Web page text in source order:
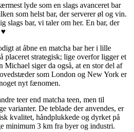
lyde som en slags avanceret bar
som helst bar, der serverer øl og vin.
slags bar, vi taler om her. En bar, der
♥
at åbne en matcha bar her i lille
placeret strategisk; lige overfor ligger et
Michael siger da også, at en stor del af
som London og New York er
nyt fænomen.
teer end matcha teen, men til
varianter. De teblade der anvendes, er
kvalitet, håndplukkede og dyrket på
minimum 3 km fra byer og industri.